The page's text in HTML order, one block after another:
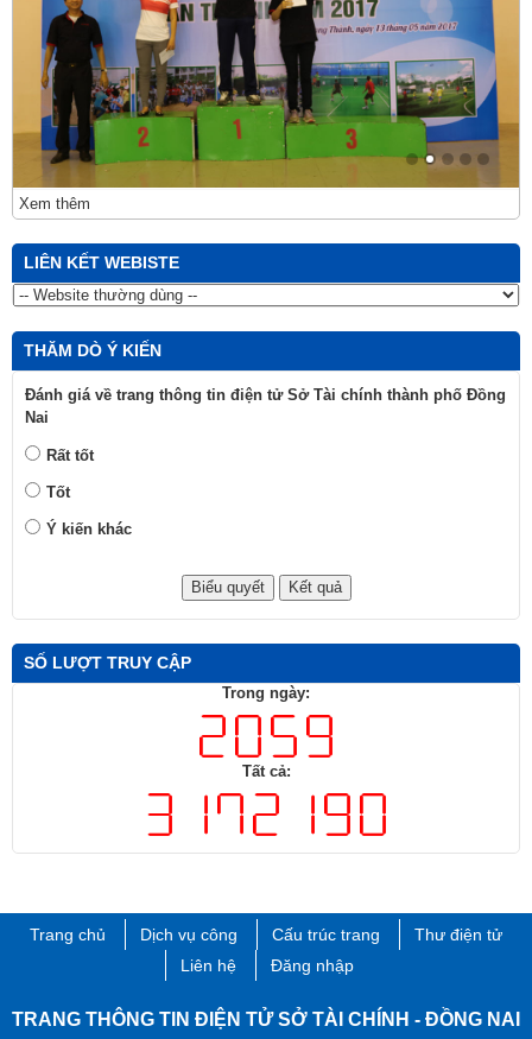
Xem thêm
LIÊN KẾT WEBISTE
THĂM DÒ Ý KIẾN
Đánh giá về trang thông tin điện tử Sở Tài chính thành phố Đồng
Nai
Rất tốt
Tốt
Ý kiến khác
SỐ LƯỢT TRUY CẬP
Trong ngày:
Tất cả:
Trang chủ Dịch vụ công Cấu trúc trang
Thư điện tử
Liên hệ
Đăng nhập
TRANG THÔNG TIN ĐIỆN TỬ SỞ TÀI CHÍNH - ĐỒNG NAI